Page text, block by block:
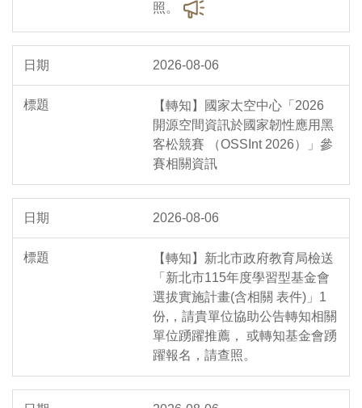
照。
2026-08-06
【轉知】國家太空中心「2026
開源空間資訊於國家韌性應用黑
客松競賽 （OSSInt 2026）」參
賽相關資訊
2026-08-06
【轉知】新北市政府教育局檢送
「新北市115年度學習型基金會
選拔實施計畫(含相關 表件)」1
份,，請貴單位協助公告轉知相關
單位踴躍推薦， 或轉知基金會踴
躍報名，請查照。